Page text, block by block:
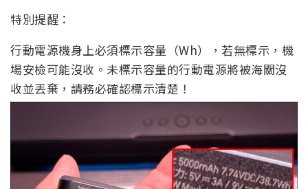
特別提醒：
行動電源機身上必須標示容量（Wh），若無標示，機
場安檢可能沒收。未標示容量的行動電源將被海關沒
收並丟棄，請務必確認標示清楚！